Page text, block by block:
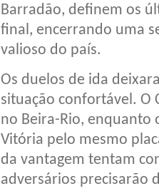
Barradão, definem os
final, encerrando uma
valioso do país.
Os duelos de ida
situação confortável. O
no Beira-Rio, enquanto
Vitória pelo mesmo
da vantagem tentam
adversários precisarão